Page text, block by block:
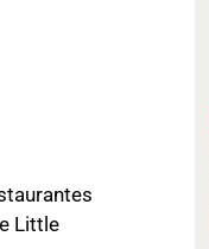
Little